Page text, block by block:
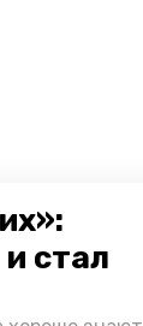
стал